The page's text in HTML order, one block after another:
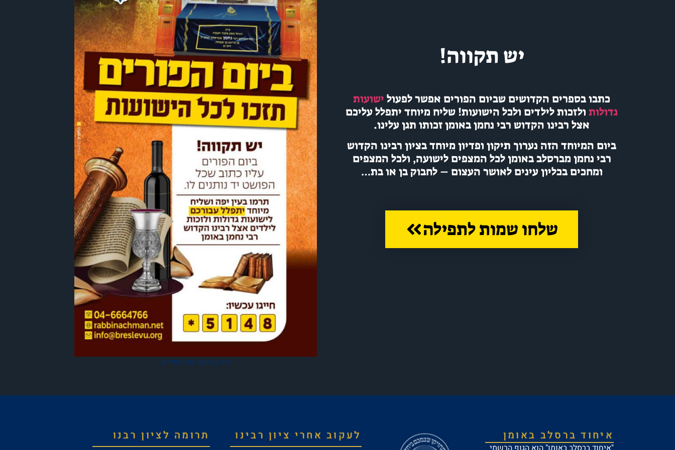
יש תקווה!
כתבו בספרים הקדושים שביום הפורים אפשר לפעול ישועות
גדולותולזכות לילדים ולכל הישועות! שליח מיוחד יתפלל עליכם
אצל רבינו הקדוש רבי נחמן באומן זכותו תגן עלינו.
ביום המיוחד הזה נערוך תיקון ופדיון מיוחד בציון רבינו הקדוש
רבי נחמן מברסלב באומן לכל המצפים לישועה, ולכל המצפים
ומחכים בכליון עינים לאושר העצום – לחבוק בן או בת…
שלחו שמות לתפילה
פדיון נפש יום הפורים
איחוד ברסלב באומן לעקוב אחרי ציון רבינו תרומה לציון רבנו